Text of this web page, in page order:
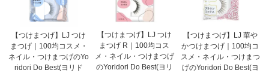
【つけまつげ】LJ つけ
まつげ｜100均コスメ・
ネイル・つけまつげのYo
ridori Do Best(ヨリド
【つけまつげ】LJ つけ
まつげ R｜100均コス
メ・ネイル・つけまつげ
のYoridori Do Best(ヨリ
【つけまつげ】LJ 華や
かつけまつげ｜100均コ
スメ・ネイル・つけまつ
げのYoridori Do Best(ヨ